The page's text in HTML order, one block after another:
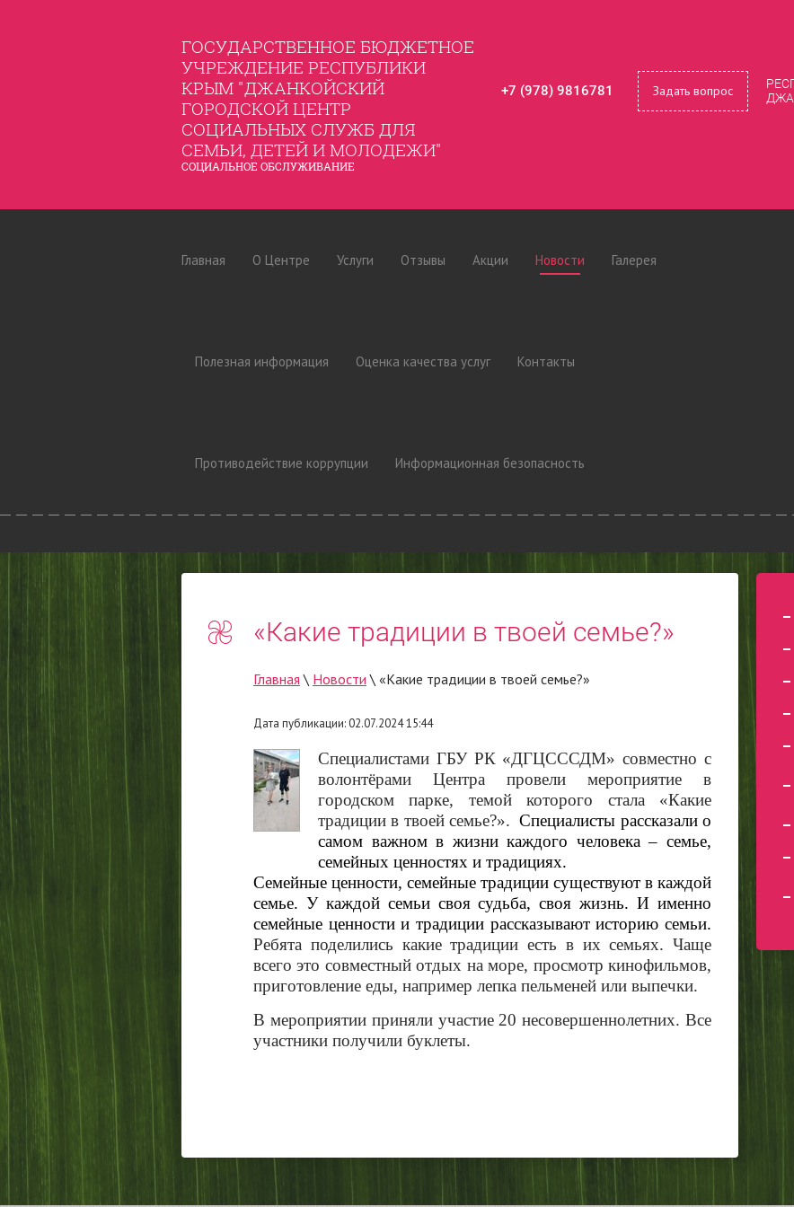
ГОСУДАРСТВЕННОЕ БЮДЖЕТНОЕ
УЧРЕЖДЕНИЕ РЕСПУБЛИКИ
КРЫМ "ДЖАНКОЙСКИЙ
ГОРОДСКОЙ ЦЕНТР
СОЦИАЛЬНЫХ СЛУЖБ ДЛЯ
СЕМЬИ, ДЕТЕЙ И МОЛОДЕЖИ"
СОЦИАЛЬНОЕ ОБСЛУЖИВАНИЕ
+7 (978) 9816781 Задать вопрос
Главная О Центре Услуги Отзывы Акции Новости Галерея
Полезная информация Оценка качества услуг Контакты
Противодействие коррупции Информационная безопасность
«Какие традиции в твоей семье?»
Главная \ Новости \ «Какие традиции в твоей семье?»
Дата публикации: 02.07.2024 15:44
Специалистами ГБУ РК «ДГЦСССДМ» совместно с
волонтёрами Центра провели мероприятие в
городском парке, темой которого стала «Какие
традиции в твоей семье?».Специалисты рассказали о
самом важном в жизни каждого человека – семье,
семейных ценностях и традициях.
Семейные ценности, семейные традиции существуют в каждой
семье. У каждой семьи своя судьба, своя жизнь. И именно
семейные ценности и традиции рассказывают историю семьи.
Ребята поделились какие традиции есть в их семьях. Чаще
всего это совместный отдых на море, просмотр кинофильмов,
приготовление еды, например лепка пельменей или выпечки.
В мероприятии приняли участие 20 несовершеннолетних. Все
участники получили буклеты.